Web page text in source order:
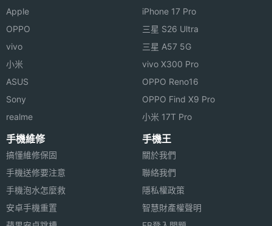
Apple
OPPO
vivo
小米
ASUS
Sony
realme
iPhone 17 Pro
三星 S26 Ultra
三星 A57 5G
vivo X300 Pro
OPPO Reno16
OPPO Find X9 Pro
小米 17T Pro
手機維修
搞懂維修保固
手機送修要注意
手機泡水怎麼救
安卓手機重置
手機王
關於我們
聯絡我們
隱私權政策
智慧財產權聲明